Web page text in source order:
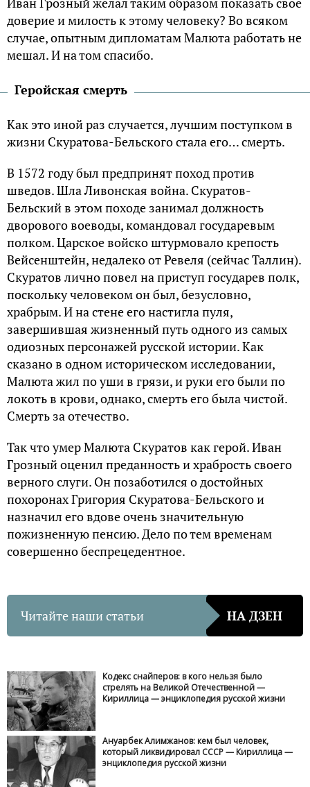
доверие и милость к этому человеку? Во всяком
случае, опытным дипломатам Малюта работать не
мешал. И на том спасибо.
Геройская смерть
Как это иной раз случается, лучшим поступком в
жизни Скуратова-Бельского стала его… смерть.
В 1572 году был предпринят поход против
шведов. Шла Ливонская война. Скуратов-
Бельский в этом походе занимал должность
дворового воеводы, командовал государевым
полком. Царское войско штурмовало крепость
Вейсенштейн, недалеко от Ревеля (сейчас Таллин).
Скуратов лично повел на приступ государев полк,
поскольку человеком он был, безусловно,
храбрым. И на стене его настигла пуля,
завершившая жизненный путь одного из самых
одиозных персонажей русской истории. Как
сказано в одном историческом исследовании,
Малюта жил по уши в грязи, и руки его были по
локоть в крови, однако, смерть его была чистой.
Смерть за отечество.
Так что умер Малюта Скуратов как герой. Иван
Грозный оценил преданность и храбрость своего
верного слуги. Он позаботился о достойных
похоронах Григория Скуратова-Бельского и
назначил его вдове очень значительную
пожизненную пенсию. Дело по тем временам
совершенно беспрецедентное.
Читайте наши статьи НА ДЗЕН
Кодекс снайперов: в кого нельзя было
стрелять на Великой Отечественной —
Кириллица — энциклопедия русской жизни
Ануарбек Алимжанов: кем был человек,
который ликвидировал СССР — Кириллица —
энциклопедия русской жизни